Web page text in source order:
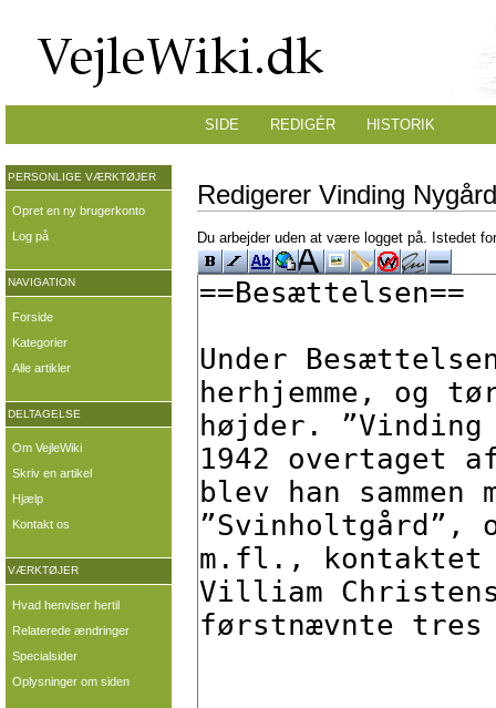
Redigerer Vinding
Du arbejder uden at være logget på. Istedet
SIDE REDIGÉR HISTORIK
PERSONLIGE VÆRKTØJER
Opret en ny brugerkonto
Log på
NAVIGATION
Forside
Kategorier
Alle artikler
DELTAGELSE
Om VejleWiki
Skriv en artikel
Hjælp
Kontakt os
VÆRKTØJER
Hvad henviser hertil
Relaterede ændringer
Specialsider
Oplysninger om siden